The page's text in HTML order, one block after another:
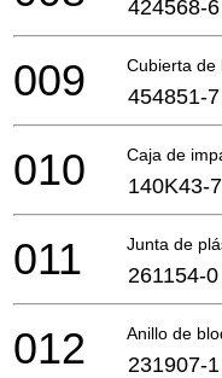
424568-6
Cubierta de
009 454851-7
Caja de
010 140K43-7
Junta de
011 261154-0
Anillo de
012 231907-1